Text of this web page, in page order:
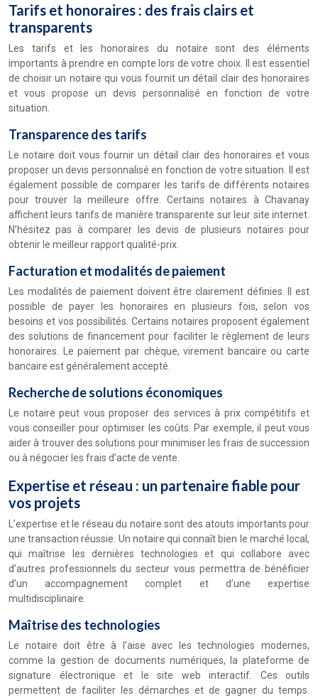
Tarifs et honoraires : des frais clairs et
transparents
Les tarifs et les honoraires du notaire sont des éléments
importants à prendre en compte lors de votre choix. Il est essentiel
de choisir un notaire qui vous fournit un détail clair des honoraires
et vous propose un devis personnalisé en fonction de votre
situation.
Transparence des tarifs
Le notaire doit vous fournir un détail clair des honoraires et vous
proposer un devis personnalisé en fonction de votre situation. Il est
également possible de comparer les tarifs de différents notaires
pour trouver la meilleure offre. Certains notaires à Chavanay
affichent leurs tarifs de manière transparente sur leur site internet.
N’hésitez pas à comparer les devis de plusieurs notaires pour
obtenir le meilleur rapport qualité-prix.
Facturation et modalités de paiement
Les modalités de paiement doivent être clairement définies. Il est
possible de payer les honoraires en plusieurs fois, selon vos
besoins et vos possibilités. Certains notaires proposent également
des solutions de financement pour faciliter le règlement de leurs
honoraires. Le paiement par chèque, virement bancaire ou carte
bancaire est généralement accepté.
Recherche de solutions économiques
Le notaire peut vous proposer des services à prix compétitifs et
vous conseiller pour optimiser les coûts. Par exemple, il peut vous
aider à trouver des solutions pour minimiser les frais de succession
ou à négocier les frais d’acte de vente.
Expertise et réseau : un partenaire fiable pour
vos projets
L’expertise et le réseau du notaire sont des atouts importants pour
une transaction réussie. Un notaire qui connaît bien le marché local,
qui maîtrise les dernières technologies et qui collabore avec
d’autres professionnels du secteur vous permettra de bénéficier
d’un accompagnement complet et d’une expertise
multidisciplinaire.
Maîtrise des technologies
Le notaire doit être à l’aise avec les technologies modernes,
comme la gestion de documents numériques, la plateforme de
signature électronique et le site web interactif. Ces outils
permettent de faciliter les démarches et de gagner du temps.